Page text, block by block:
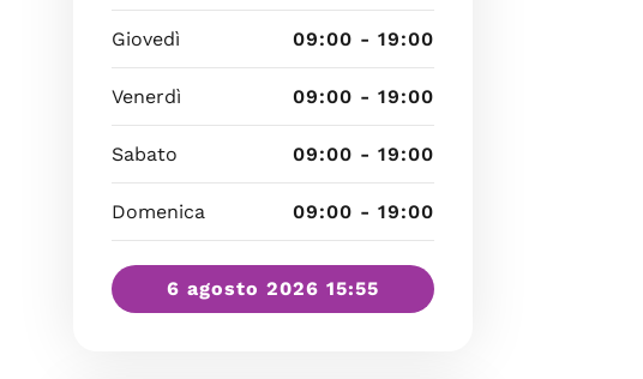
Giovedì 09:00 - 19:00
Venerdì 09:00 - 19:00
Sabato 09:00 - 19:00
Domenica 09:00 - 19:00
6 agosto 2026 15:55